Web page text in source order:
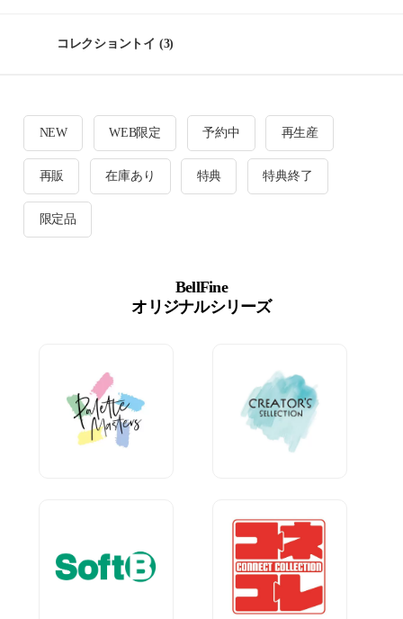
コレクショントイ (3)
NEW WEB限定 予約中 再生産
再販 在庫あり 特典 特典終了
限定品
BellFine
オリジナルシリーズ